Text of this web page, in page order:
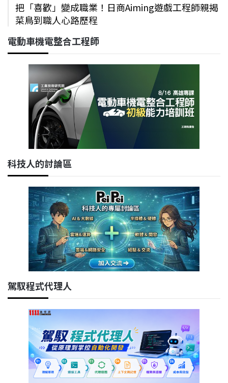
把「喜歡」變成職業！日商Aiming遊戲工程師親揭
菜鳥到職人心路歷程
電動車機電整合工程師
科技人的討論區
駕馭程式代理人